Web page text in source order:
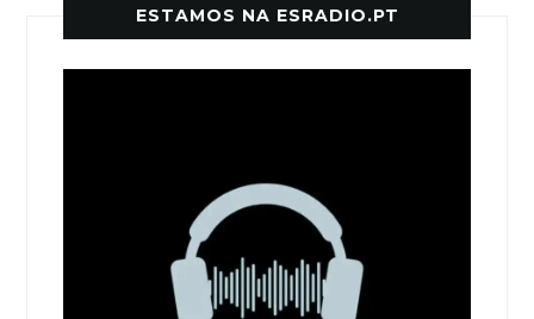
ESTAMOS NA ESRADIO.PT